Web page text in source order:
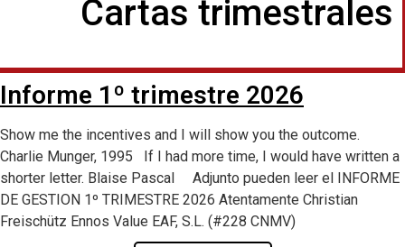
Cartas trimestrales
Informe 1º trimestre 2026
Show me the incentives and I will show you the outcome.
Charlie Munger, 1995 If I had more time, I would have written a
shorter letter. Blaise Pascal Adjunto pueden leer el INFORME
DE GESTION 1º TRIMESTRE 2026 Atentamente Christian
Freischütz Ennos Value EAF, S.L. (#228 CNMV)